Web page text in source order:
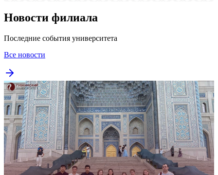
Новости филиала
Последние события университета
Все новости